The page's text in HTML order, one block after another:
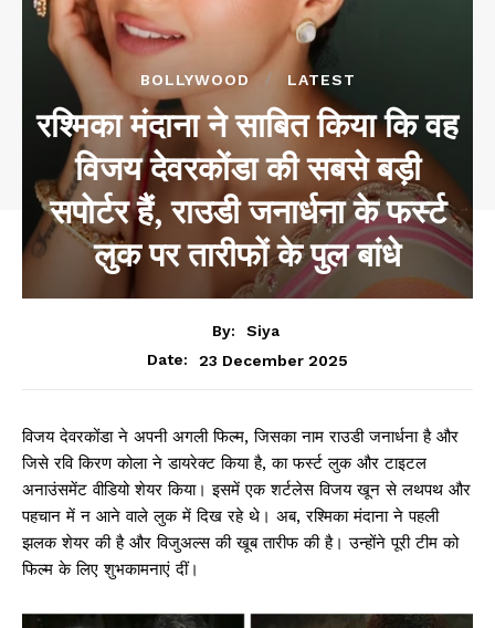
BOLLYWOOD LATEST
रश्मिका मंदाना ने साबित किया कि वह
विजय देवरकोंडा की सबसे बड़ी
सपोर्टर हैं, राउडी जनार्धना के फर्स्ट
लुक पर तारीफों के पुल बांधे
By:
Siya
Date:
23 December 2025
विजय देवरकोंडा ने अपनी अगली फिल्म, जिसका नाम राउडी जनार्धना है और
जिसे रवि किरण कोला ने डायरेक्ट किया है, का फर्स्ट लुक और टाइटल
अनाउंसमेंट वीडियो शेयर किया। इसमें एक शर्टलेस विजय खून से लथपथ और
पहचान में न आने वाले लुक में दिख रहे थे। अब, रश्मिका मंदाना ने पहली
झलक शेयर की है और विजुअल्स की खूब तारीफ की है। उन्होंने पूरी टीम को
फिल्म के लिए शुभकामनाएं दीं।